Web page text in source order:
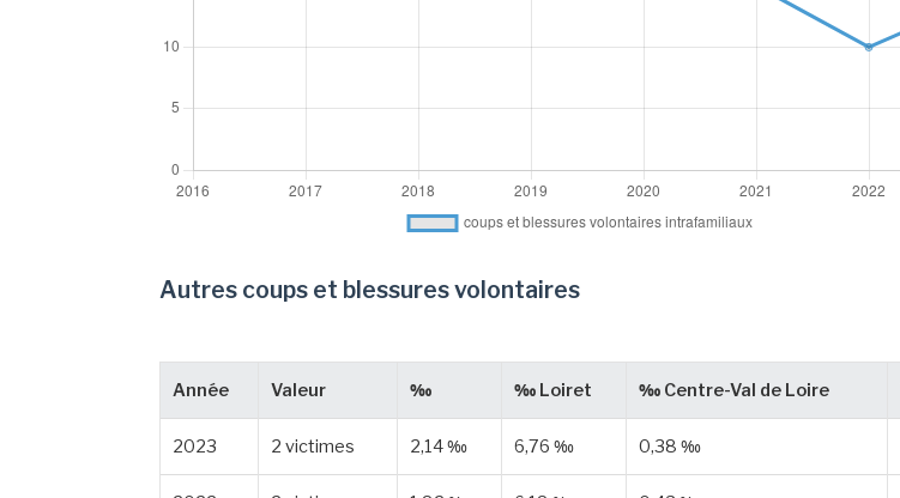
Autres coups et blessures volontaires
Année Valeur ‰ ‰ Loiret ‰ Centre-Val de Loire
2023 2 victimes 2,14 ‰ 6,76 ‰ 0,38 ‰